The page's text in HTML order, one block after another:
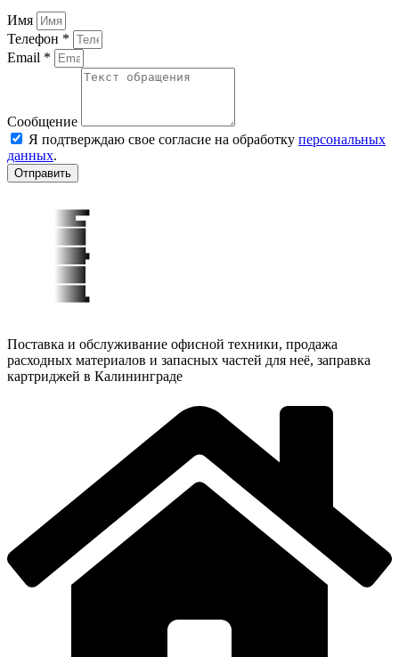
Имя
Телефон *
Email *
Сообщение
Я подтверждаю свое согласие на обработку персональных
данных.
Отправить
Поставка и обслуживание офисной техники, продажа
расходных материалов и запасных частей для неё, заправка
картриджей в Калининграде